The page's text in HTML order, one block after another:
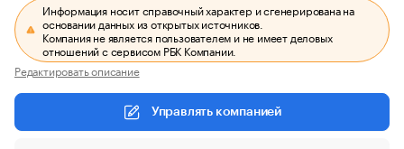
Информация носит справочный характер и сгенерирована на
основании данных из открытых источников.
Компания не является пользователем и не имеет деловых
отношений с сервисом РБК Компании.
Редактировать описание
Управлять компанией